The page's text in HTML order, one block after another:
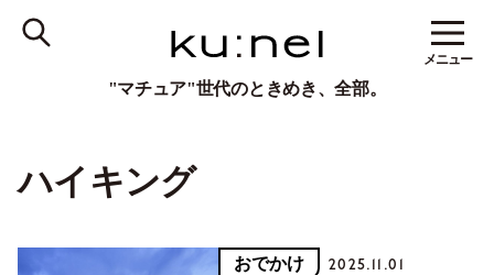
"マチュア"世代のときめき、全部。
メニュー
ハイキング
おでかけ 2025.11.01